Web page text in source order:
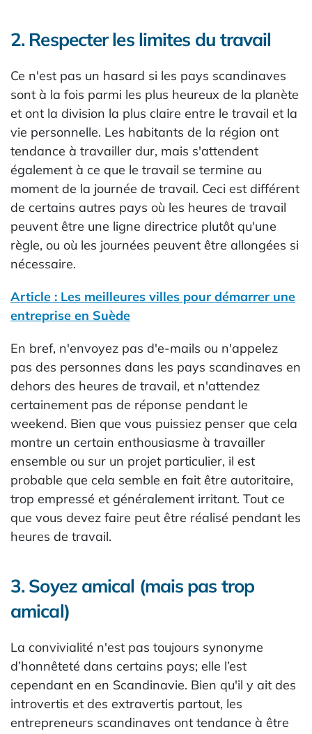
2. Respecter les limites du travail
Ce n'est pas un hasard si les pays scandinaves
sont à la fois parmi les plus heureux de la planète
et ont la division la plus claire entre le travail et la
vie personnelle. Les habitants de la région ont
tendance à travailler dur, mais s'attendent
également à ce que le travail se termine au
moment de la journée de travail. Ceci est différent
de certains autres pays où les heures de travail
peuvent être une ligne directrice plutôt qu'une
règle, ou où les journées peuvent être allongées si
nécessaire.
Article : Les meilleures villes pour démarrer une
entreprise en Suède
En bref, n'envoyez pas d'e-mails ou n'appelez
pas des personnes dans les pays scandinaves en
dehors des heures de travail, et n'attendez
certainement pas de réponse pendant le
weekend. Bien que vous puissiez penser que cela
montre un certain enthousiasme à travailler
ensemble ou sur un projet particulier, il est
probable que cela semble en fait être autoritaire,
trop empressé et généralement irritant. Tout ce
que vous devez faire peut être réalisé pendant les
heures de travail.
3. Soyez amical (mais pas trop
amical)
La convivialité n'est pas toujours synonyme
d’honnêteté dans certains pays; elle l’est
cependant en en Scandinavie. Bien qu'il y ait des
introvertis et des extravertis partout, les
entrepreneurs scandinaves ont tendance à être